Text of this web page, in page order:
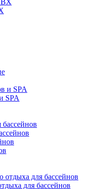
SPA
для бассейнов